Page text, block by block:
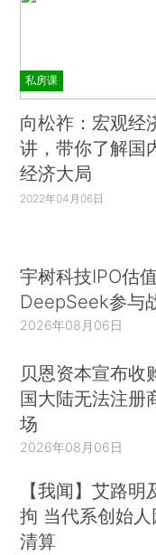
私房课
向松祚：宏观经
讲，带你了解国
经济大局
2022年04月06日
宇树科技IPO估
DeepSeek参与
2026年08月06日
贝恩资本宣布收
国大陆无法注册
场
2026年08月06日
【我闻】艾路
拘 当代系创始
清算